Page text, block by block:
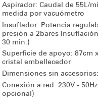
Aspirador: Caudal de 55L/
medida por vacuómetro
Insuflador: Potencia
presión a 2bares
30 min.)
Superficie de apoyo: 87cm
cristal embellecedor
Dimensiones sin
Conexión a red: 230V -
opcional)